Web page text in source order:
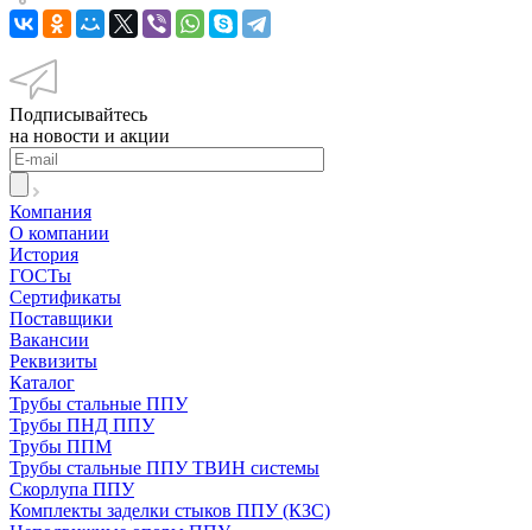
Подписывайтесь
на новости и акции
Компания
О компании
История
ГОСТы
Сертификаты
Поставщики
Вакансии
Реквизиты
Каталог
Трубы стальные ППУ
Трубы ПНД ППУ
Трубы ППМ
Трубы стальные ППУ ТВИН системы
Скорлупа ППУ
Комплекты заделки стыков ППУ (КЗС)